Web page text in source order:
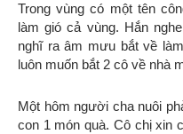
Trong vùng có một tên
làm gió cả vùng. Hắn
nghĩ ra âm mưu bắt về
luôn muốn bắt 2 cô về nhà
Một hôm người cha nuôi
con 1 món quà. Cô chị xin